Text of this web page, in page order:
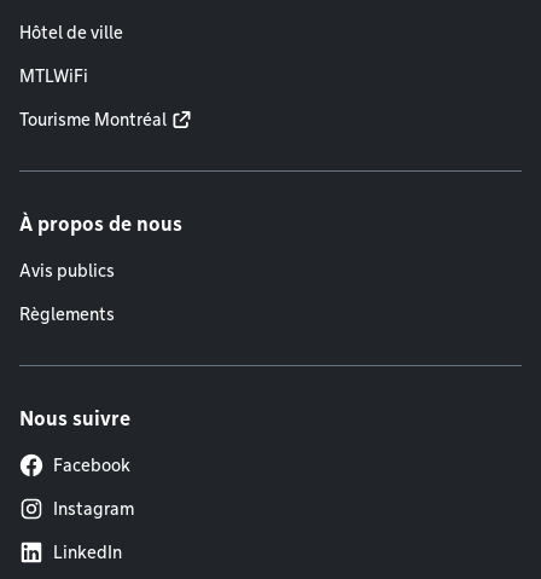
Hôtel de ville
MTLWiFi
Tourisme Montréal
À propos de nous
Avis publics
Règlements
Nous suivre
Facebook
Instagram
LinkedIn